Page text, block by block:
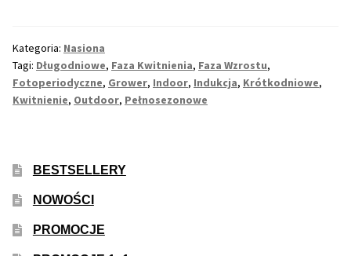
Medyczne Odmiany
Regularne
Przewaga Sativa
Roślin
Kategoria: Nasiona
Tagi: Długodniowe, Faza Kwitnienia, Faza Wzrostu,
Fotoperiodyczne, Grower, Indoor, Indukcja, Krótkodniowe,
Kwitnienie, Outdoor, Pełnosezonowe
BESTSELLERY
NOWOŚCI
PROMOCJE